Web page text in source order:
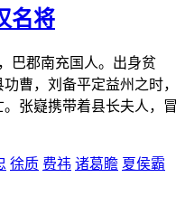
名将
巴郡南充国人。出身贫
曹，刘备平定益州之时，
张嶷携带着县长夫人，冒
徐质 费祎 诸葛瞻 夏侯霸